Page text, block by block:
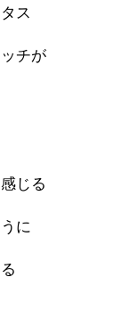
ス
チが
じる
に